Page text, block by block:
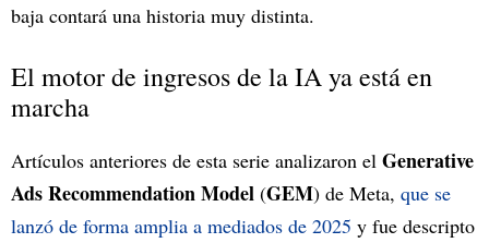
baja contará una historia muy distinta.
El motor de ingresos de la IA ya está en
marcha
Artículos anteriores de esta serie analizaron el Generative
Ads Recommendation Model (GEM) de Meta, que se
lanzó de forma amplia a mediados de 2025 y fue descripto